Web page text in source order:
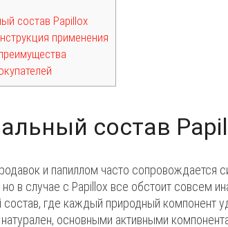
состав Papillox
применения
состав
и папиллом часто
в случае с Papillox все обстоит совсем
состав, где каждый природный компонент
основными активными